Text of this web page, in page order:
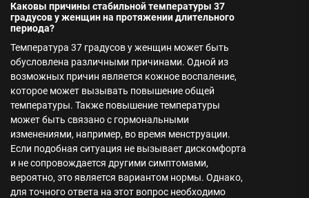
Каковы причины стабильной температуры 37
градусов у женщин на протяжении длительного
периода?
Температура 37 градусов у женщин может быть
обусловлена различными причинами. Одной из
возможных причин является кожное воспаление,
которое может вызывать повышение общей
температуры. Также повышение температуры
может быть связано с гормональными
изменениями, например, во время менструации.
Если подобная ситуация не вызывает дискомфорта
и не сопровождается другими симптомами,
вероятно, это является вариантом нормы. Однако,
для точного ответа на этот вопрос необходимо